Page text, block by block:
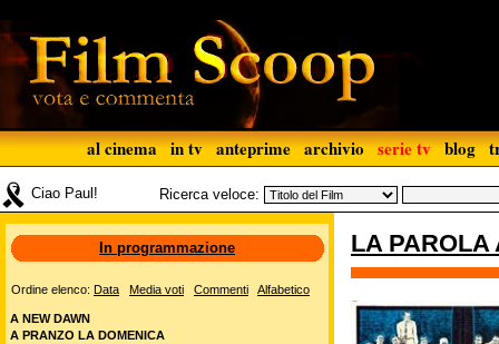
al cinema in tv anteprime archivio serie tv blog
Ciao Paul! Ricerca veloce:
LA PAROLA
In programmazione
Ordine elenco: Data Media voti Commenti Alfabetico
A NEW DAWN
A PRANZO LA DOMENICA